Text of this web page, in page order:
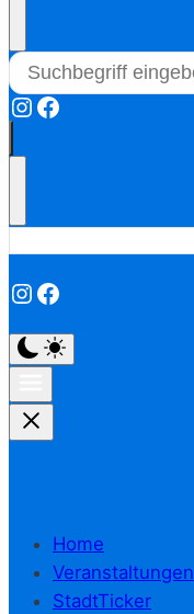
Instagram
Facebook
Instagram
Facebook
Home
Veranstaltungen
StadtTicker